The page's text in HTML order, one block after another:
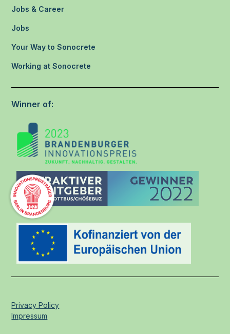
Jobs & Career
Jobs
Your Way to Sonocrete
Working at Sonocrete
Winner of:
Impressum
Privacy Policy